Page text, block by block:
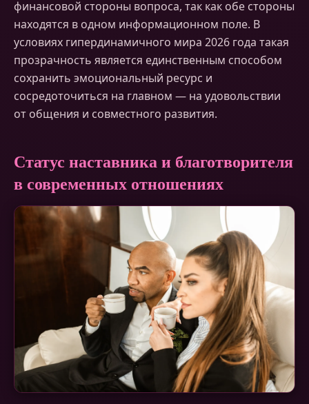
финансовой стороны вопроса, так как обе стороны
находятся в одном информационном поле. В
условиях гипердинамичного мира 2026 года такая
прозрачность является единственным способом
сохранить эмоциональный ресурс и
сосредоточиться на главном — на удовольствии
от общения и совместного развития.
Статус наставника и благотворителя
в современных отношениях